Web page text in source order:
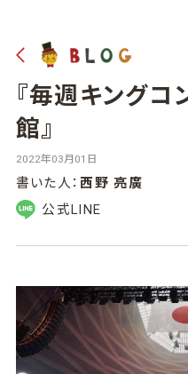
『毎週キング
館』
2022年03月01日
書いた人： 西野 亮廣
公式LINE